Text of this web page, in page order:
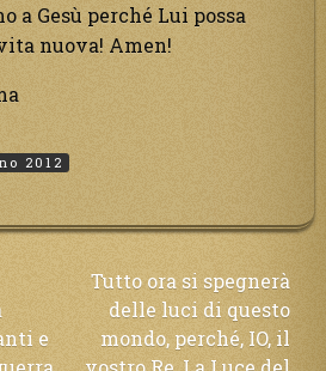
a Gesù perché Lui possa
nuova! Amen!
2012
e
Tutto ora si spegnerà
delle luci di questo
mondo, perché, IO, il